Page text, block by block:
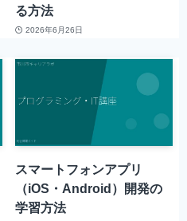
る方法
2026年6月26日
スマートフォンアプリ
（iOS・Android）開発の
学習方法